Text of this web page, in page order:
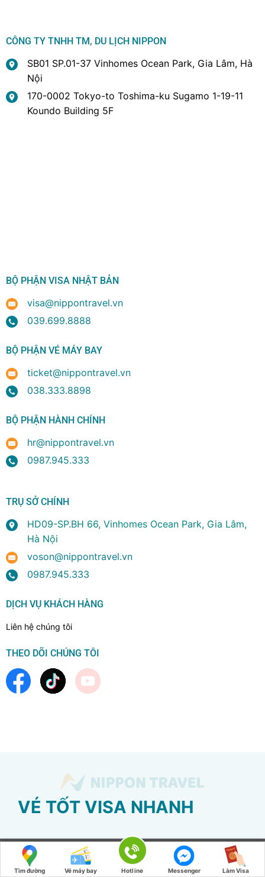
CÔNG TY TNHH TM, DU LỊCH NIPPON
SB01 SP.01-37 Vinhomes Ocean Park, Gia Lâm, Hà
Nội
170-0002 Tokyo-to Toshima-ku Sugamo 1-19-11
Koundo Building 5F
BỘ PHẬN VISA NHẬT BẢN
visa@nippontravel.vn
039.699.8888
BỘ PHẬN VÉ MÁY BAY
ticket@nippontravel.vn
038.333.8898
BỘ PHẬN HÀNH CHÍNH
hr@nippontravel.vn
0987.945.333
TRỤ SỞ CHÍNH
HD09-SP.BH 66, Vinhomes Ocean Park, Gia Lâm,
Hà Nội
voson@nippontravel.vn
0987.945.333
DỊCH VỤ KHÁCH HÀNG
Liên hệ chúng tôi
THEO DÕI CHÚNG TÔI
VÉ TỐT VISA NHANH
Tìm đường Vé máy bay Hotline Messenger Làm Visa